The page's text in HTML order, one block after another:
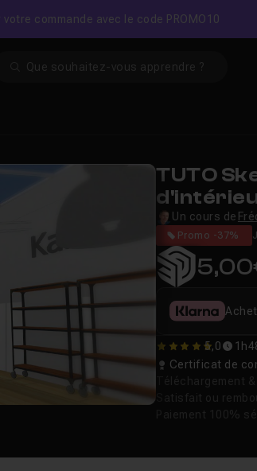
commande avec le code PROMO10
TUTO
Un cours de
Promo -37%
5 5,0
Certificat de